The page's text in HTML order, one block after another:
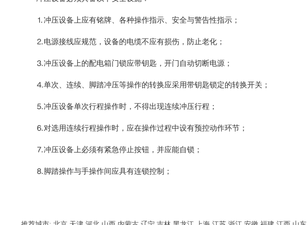
⒈冲压设备上应有铭牌、各种操作指示、安全与警告性指示；
⒉电源接线应规范，设备的电缆不应有损伤，防止老化；
⒊冲压设备上的配电箱门锁应带钥匙，开门自动切断电源；
⒋单次、连续、脚踏冲压等操作的转换应采用带钥匙锁定的转换开关；
⒌冲压设备单次行程操作时，不得出现连续冲压行程；
⒍对选用连续行程操作时，应在操作过程中设有预控动作环节；
⒎冲压设备上必须有紧急停止按钮，并应能自锁；
⒏脚踏操作与手操作间应具有连锁控制；